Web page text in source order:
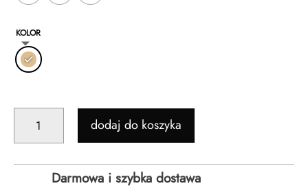
KOLOR
ŻAKIET
-
dodaj do koszyka
Darmowa i szybka dostawa